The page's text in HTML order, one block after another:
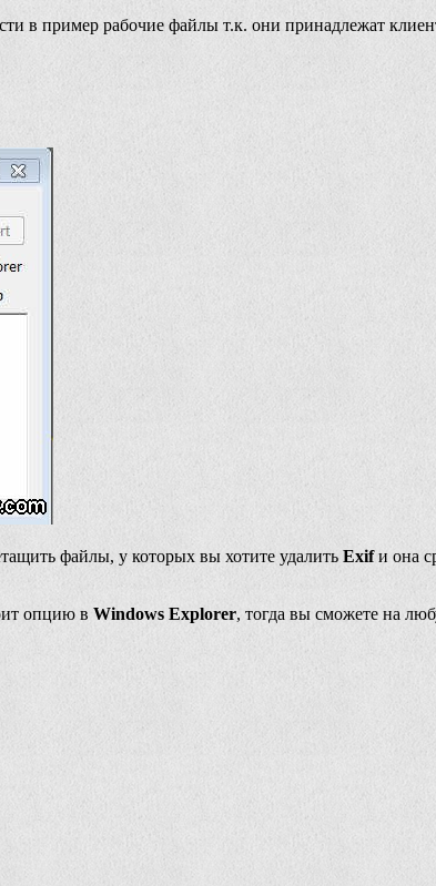
в пример рабочие файлы т.к. они принадлежат
файлы, у которых вы хотите удалить Exifи она
опцию в Windows Explorer, тогда вы сможете на